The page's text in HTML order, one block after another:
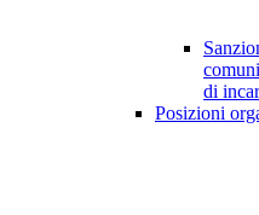
di
Posizioni